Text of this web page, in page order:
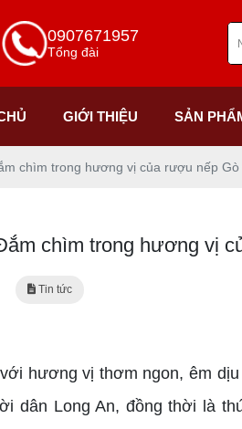
0907671957
Tổng đài
GIỚI THIỆU SẢN
chìm trong hương vị của rượu nếp
chìm trong hương vị
Tin tức
hương vị thơm ngon, êm dịu
dân Long An, đồng thời là